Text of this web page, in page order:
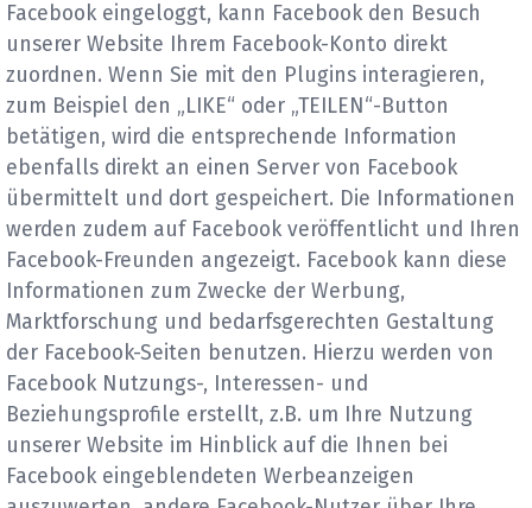
Facebook eingeloggt, kann Facebook den Besuch
unserer Website Ihrem Facebook-Konto direkt
zuordnen. Wenn Sie mit den Plugins interagieren,
zum Beispiel den „LIKE“ oder „TEILEN“-Button
betätigen, wird die entsprechende Information
ebenfalls direkt an einen Server von Facebook
übermittelt und dort gespeichert. Die Informationen
werden zudem auf Facebook veröffentlicht und Ihren
Facebook-Freunden angezeigt. Facebook kann diese
Informationen zum Zwecke der Werbung,
Marktforschung und bedarfsgerechten Gestaltung
der Facebook-Seiten benutzen. Hierzu werden von
Facebook Nutzungs-, Interessen- und
Beziehungsprofile erstellt, z.B. um Ihre Nutzung
unserer Website im Hinblick auf die Ihnen bei
Facebook eingeblendeten Werbeanzeigen